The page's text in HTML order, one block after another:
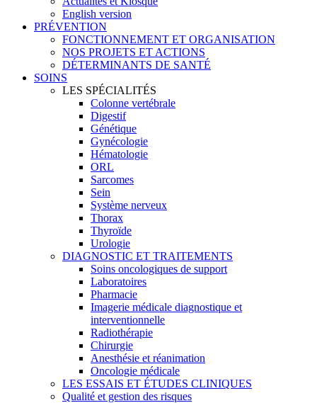
English version
PRÉVENTION
FONCTIONNEMENT ET ORGANISATION
NOS PROJETS ET ACTIONS
DÉTERMINANTS DE SANTÉ
SOINS
LES SPÉCIALITÉS
Colonne vertébrale
Digestif
Génétique
Gynécologie
Hématologie
ORL
Sarcomes
Sein
Système nerveux
Thorax
Thyroïde
Urologie
DIAGNOSTIC ET TRAITEMENTS
Soins oncologiques de support
Laboratoires
Pharmacie
Imagerie médicale diagnostique et
interventionnelle
Radiothérapie
Chirurgie
Anesthésie et réanimation
Oncologie médicale
LES ESSAIS ET ÉTUDES CLINIQUES
Qualité et gestion des risques